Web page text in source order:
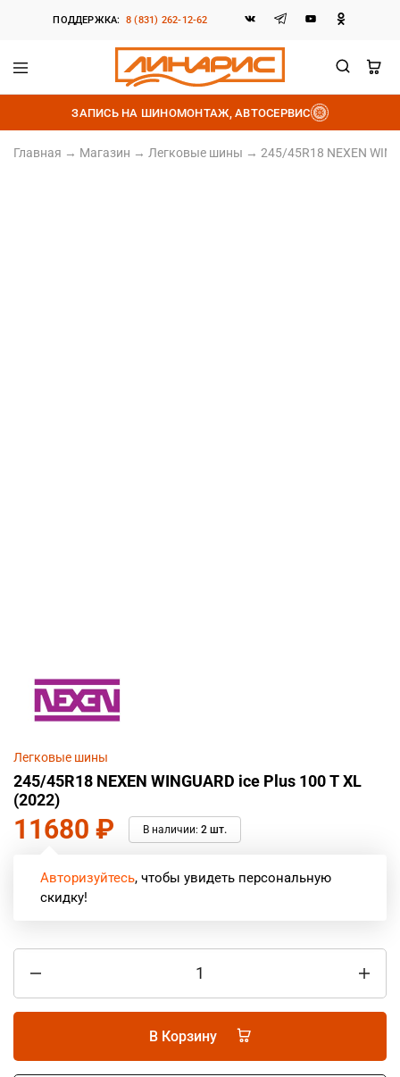
ПОДДЕРЖКА: 8 (831) 262-12-62
Линарис
Продажа
шин,
дисков
и
аккумуляторов
ЗАПИСЬ НА ШИНОМОНТАЖ, АВТОСЕРВИС
Главная → Магазин → Легковые шины → 245/45R18 NEXEN
Легковые шины
245/45R18 NEXEN WINGUARD ice Plus 100 T XL
(2022)
11680 ₽ В наличии: 2 шт.
Авторизуйтесь, чтобы увидеть персональную
скидку!
В Корзину